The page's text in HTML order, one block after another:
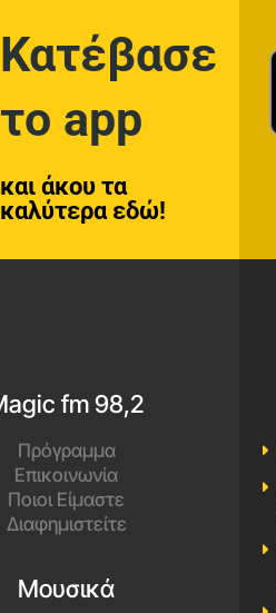
Κατέβασε
το app
και άκου τα
καλύτερα εδώ!
fm 98,2
Πρόγραμμα
Επικοινωνία
Ποιοι Είμαστε
Διαφημιστείτε
Μουσικά